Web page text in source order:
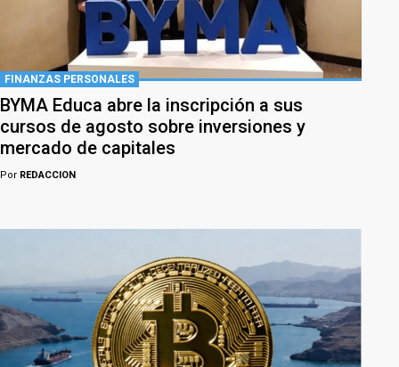
FINANZAS PERSONALES
BYMA Educa abre la inscripción a sus
cursos de agosto sobre inversiones y
mercado de capitales
Por REDACCION